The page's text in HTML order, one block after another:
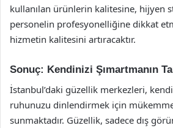
kullanılan ürünlerin kalitesine, hijyen
personelin profesyonelliğine dikkat
hizmetin kalitesini artıracaktır.
Sonuç: Kendinizi Şımartmanın
İstanbul’daki güzellik merkezleri,
ruhunuzu dinlendirmek için
sunmaktadır. Güzellik, sadece dış